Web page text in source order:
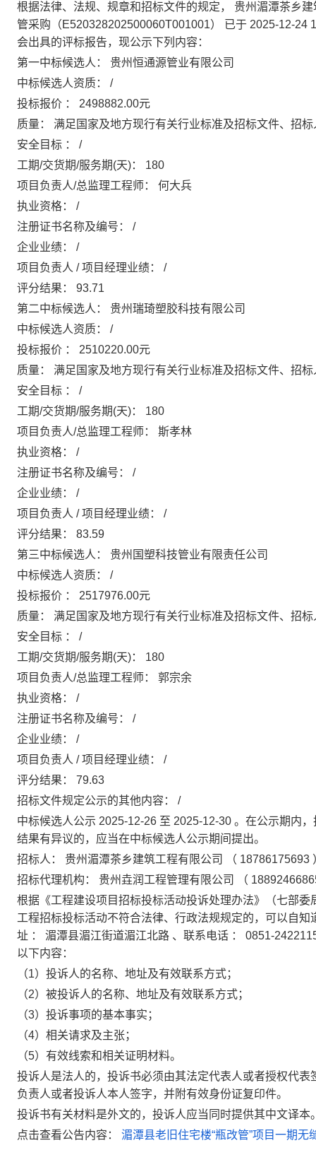
根据法律、法规、规章和招标文件的规定，
贵州湄潭茶乡
管采购（E520328202500060T001001）
已于 2025-12-24
会出具的评标报告，现公示下列内容：
第一中标候选人：
贵州恒通源管业有限公司
中标候选人资质：
/
投标报价 ：
2498882.00元
质量：
满足国家及地方现行有关行业标准及招标文件、招
安全目标 ：
/
工期/交货期/服务期(天)：
180
项目负责人/总监理工程师：
何大兵
执业资格：
/
注册证书名称及编号：
/
企业业绩：
/
项目负责人 / 项目经理业绩：
/
评分结果：
93.71
第二中标候选人：
贵州瑞琦塑胶科技有限公司
中标候选人资质：
/
投标报价 ：
2510220.00元
质量：
满足国家及地方现行有关行业标准及招标文件、招
安全目标 ：
/
工期/交货期/服务期(天)：
180
项目负责人/总监理工程师：
斯孝林
执业资格：
/
注册证书名称及编号：
/
企业业绩：
/
项目负责人 / 项目经理业绩：
/
评分结果：
83.59
第三中标候选人：
贵州国塑科技管业有限责任公司
中标候选人资质：
/
投标报价 ：
2517976.00元
质量：
满足国家及地方现行有关行业标准及招标文件、招
安全目标 ：
/
工期/交货期/服务期(天)：
180
项目负责人/总监理工程师：
郭宗余
执业资格：
/
注册证书名称及编号：
/
企业业绩：
/
项目负责人 / 项目经理业绩：
/
评分结果：
79.63
招标文件规定公示的其他内容：
/
中标候选人公示 2025-12-26 至 2025-12-30 。在公示期内
结果有异议的，应当在中标候选人公示期间提出。
招标人：
贵州湄潭茶乡建筑工程有限公司 （ 18786175693
招标代理机构：
贵州垚润工程管理有限公司 （
根据《工程建设项目招标投标活动投诉处理办法》（七部
工程招标投标活动不符合法律、行政法规规定的，可以自
址 ： 湄潭县湄江街道湄江北路 、联系电话 ：
0851-
以下内容：
（1）投诉人的名称、地址及有效联系方式；
（2）被投诉人的名称、地址及有效联系方式；
（3）投诉事项的基本事实；
（4）相关请求及主张；
（5）有效线索和相关证明材料。
投诉人是法人的，投诉书必须由其法定代表人或者授权代
负责人或者投诉人本人签字，并附有效身份证复印件。
投诉书有关材料是外文的，投诉人应当同时提供其中文译本
点击查看公告内容： 湄潭县老旧住宅楼“瓶改管”项目一期